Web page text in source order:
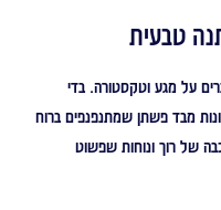
טבעית
על מגע וטקסטורה. בדי
מבד פשתן שמתנפנפים ברוח
של רוך ונוחות שפשוט